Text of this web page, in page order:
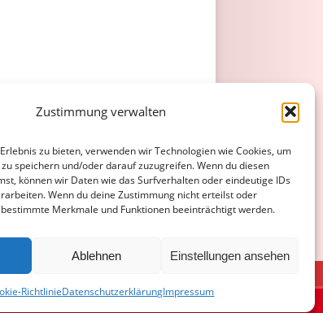
Zustimmung verwalten
zu bieten, verwenden wir Technologien wie Cookies, um
speichern und/oder darauf zuzugreifen. Wenn du diesen
können wir Daten wie das Surfverhalten oder eindeutige IDs
Wenn du deine Zustimmung nicht erteilst oder
Merkmale und Funktionen beeinträchtigt werden.
Ablehnen Einstellungen ansehen
RichtlinieDatenschutzerklärungImpressum